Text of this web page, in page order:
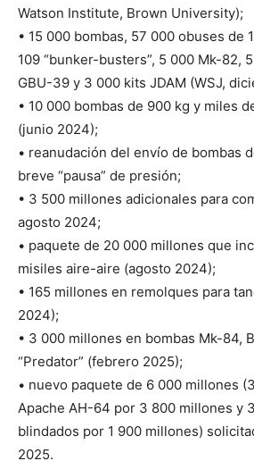
Watson Institute, Brown University);
• 15 000 bombas, 57 000 obuses de
109 “bunker-busters”, 5 000 Mk-82,
GBU-39 y 3 000 kits JDAM (WSJ,
• 10 000 bombas de 900 kg y miles
(junio 2024);
• reanudación del envío de bombas
breve “pausa” de presión;
• 3 500 millones adicionales para
agosto 2024;
• paquete de 20 000 millones que
misiles aire-aire (agosto 2024);
• 165 millones en remolques para
2024);
• 3 000 millones en bombas Mk-84,
“Predator” (febrero 2025);
• nuevo paquete de 6 000 millones
Apache AH-64 por 3 800 millones y
blindados por 1 900 millones)
2025.